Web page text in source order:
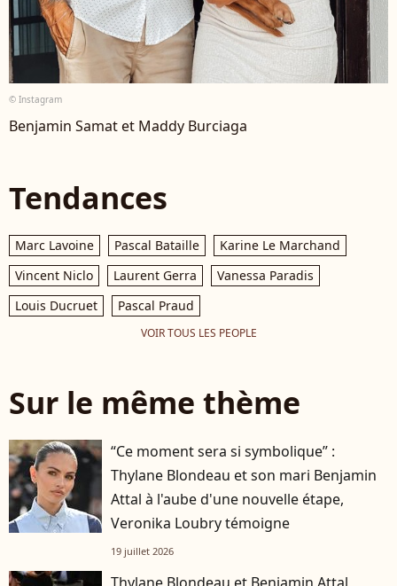
© Instagram
Benjamin Samat et Maddy Burciaga
Tendances
Marc Lavoine Pascal Bataille
Karine Le Marchand
Vincent Niclo
Laurent Gerra
Vanessa Paradis
Louis Ducruet
Pascal Praud
VOIR TOUS LES PEOPLE
Sur le même thème
“Ce moment sera si symbolique” :
Thylane Blondeau et son mari Benjamin
Attal à l'aube d'une nouvelle étape,
Veronika Loubry témoigne
19 juillet 2026